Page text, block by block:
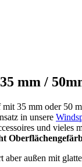
mm /
35 mm oder 50
in unsere
und vieles
außen mit